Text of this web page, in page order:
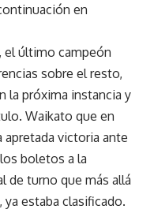
en
el último campeón
sobre el resto,
la próxima instancia y
Waikato que en
victoria ante
boletos a la
de turno que más allá
estaba clasificado.